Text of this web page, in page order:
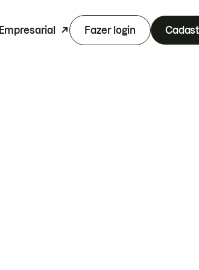
Empresarial Fazer login